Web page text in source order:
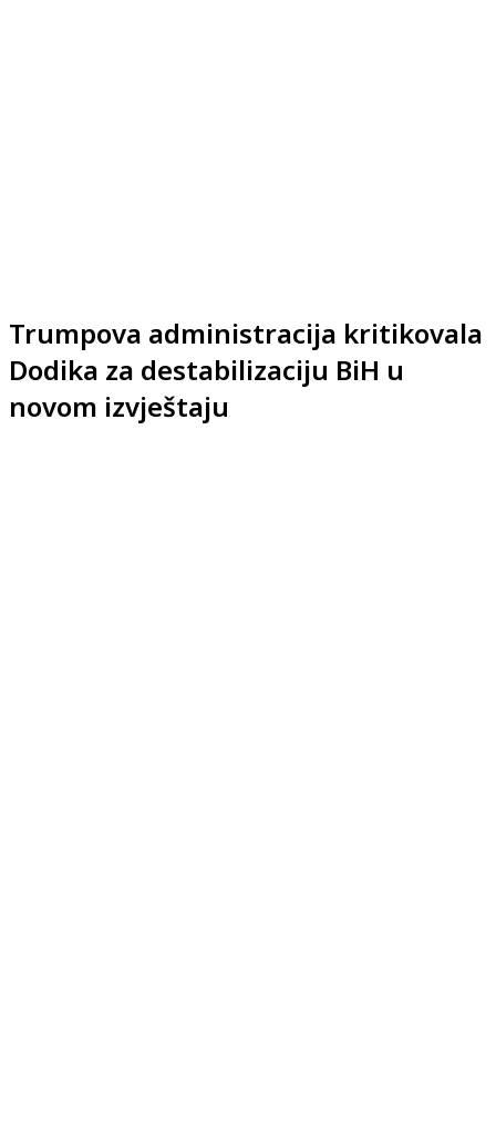
Trumpova administracija kritikovala
Dodika za destabilizaciju BiH u
novom izvještaju